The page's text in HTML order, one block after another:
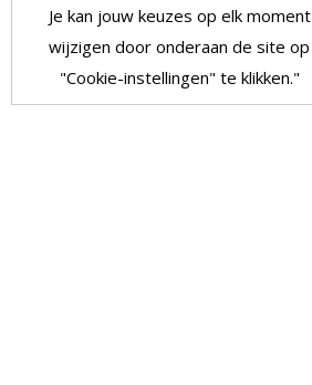
Je kan jouw keuzes op elk moment
wijzigen door onderaan de site op
"Cookie-instellingen" te klikken."